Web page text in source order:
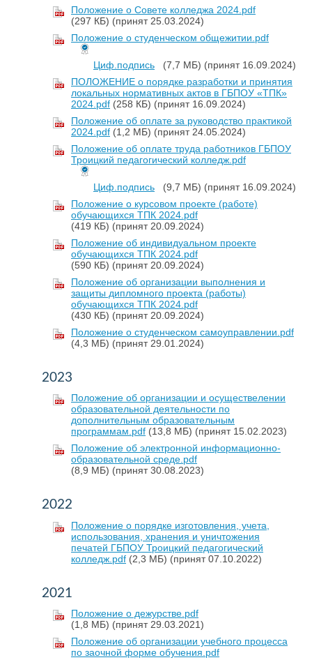
Положение о Совете колледжа 2024.pdf
(297 КБ) (принят 25.03.2024)
Положение о студенческом общежитии.pdf
Циф.подпись (7,7 МБ) (принят 16.09.2024)
ПОЛОЖЕНИЕ о порядке разработки и принятия
локальных нормативных актов в ГБПОУ «ТПК»
2024.pdf (258 КБ) (принят 16.09.2024)
Положение об оплате за руководство практикой
2024.pdf (1,2 МБ) (принят 24.05.2024)
Положение об оплате труда работников ГБПОУ
Троицкий педагогический колледж.pdf
Циф.подпись (9,7 МБ) (принят 16.09.2024)
Положение о курсовом проекте (работе)
обучающихся ТПК 2024.pdf
(419 КБ) (принят 20.09.2024)
Положение об индивидуальном проекте
обучающихся ТПК 2024.pdf
(590 КБ) (принят 20.09.2024)
Положение об организации выполнения и
защиты дипломного проекта (работы)
обучающихся ТПК 2024.pdf
(430 КБ) (принят 20.09.2024)
Положение о студенческом самоуправлении.pdf
(4,3 МБ) (принят 29.01.2024)
2023
Положение об организации и осуществелении
образовательной деятельности по
дополнительным образовательным
программам.pdf (13,8 МБ) (принят 15.02.2023)
Положение об электронной информационно-
образовательной среде.pdf
(8,9 МБ) (принят 30.08.2023)
2022
Положение о порядке изготовления, учета,
использования, хранения и уничтожения
печатей ГБПОУ Троицкий педагогический
колледж.pdf (2,3 МБ) (принят 07.10.2022)
2021
Положение о дежурстве.pdf
(1,8 МБ) (принят 29.03.2021)
Положение об организации учебного процесса
по заочной форме обучения.pdf